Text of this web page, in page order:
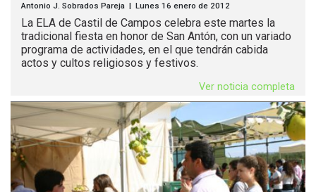
Antonio J. Sobrados Pareja | Lunes 16 enero de 2012
La ELA de Castil de Campos celebra este martes la
tradicional fiesta en honor de San Antón, con un variado
programa de actividades, en el que tendrán cabida
actos y cultos religiosos y festivos.
Ver noticia completa